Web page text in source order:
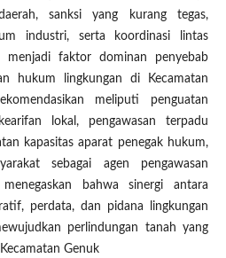
sanksi yang kurang tegas,
industri, serta koordinasi lintas
faktor dominan penyebab
hukum lingkungan di Kecamatan
meliputi penguatan
lokal, pengawasan terpadu
kapasitas aparat penegak hukum,
sebagai agen pengawasan
bahwa sinergi antara
perdata, dan pidana lingkungan
perlindungan tanah yang
Genuk